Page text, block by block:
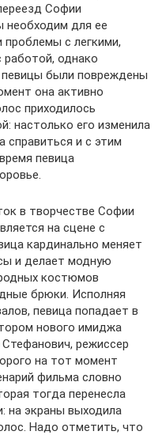
Софии
для ее
проблемы с легкими,
работой, однако
певицы были повреждены
она активно
приходилось
настолько его изменила
справиться и с этим
певица
в творчестве Софии
на сцене с
кардинально меняет
и делает модную
костюмов
брюки. Исполняя
певица попадает в
нового имиджа
режиссер
на тот момент
фильма словно
тогда перенесла
на экраны выходила
Надо отметить, что